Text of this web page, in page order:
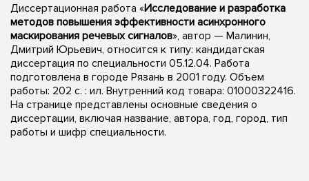
Диссертационная работа «Исследование и разработка
методов повышения эффективности асинхронного
маскирования речевых сигналов», автор — Малинин,
Дмитрий Юрьевич, относится к типу: кандидатская
диссертация по специальности 05.12.04. Работа
подготовлена в городе Рязань в 2001 году. Объем
работы: 202 с. : ил. Внутренний код товара: 01000322416.
На странице представлены основные сведения о
диссертации, включая название, автора, год, город, тип
работы и шифр специальности.